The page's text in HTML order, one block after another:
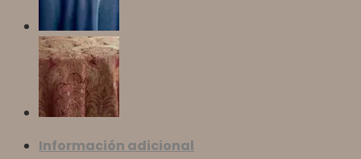
Información adicional